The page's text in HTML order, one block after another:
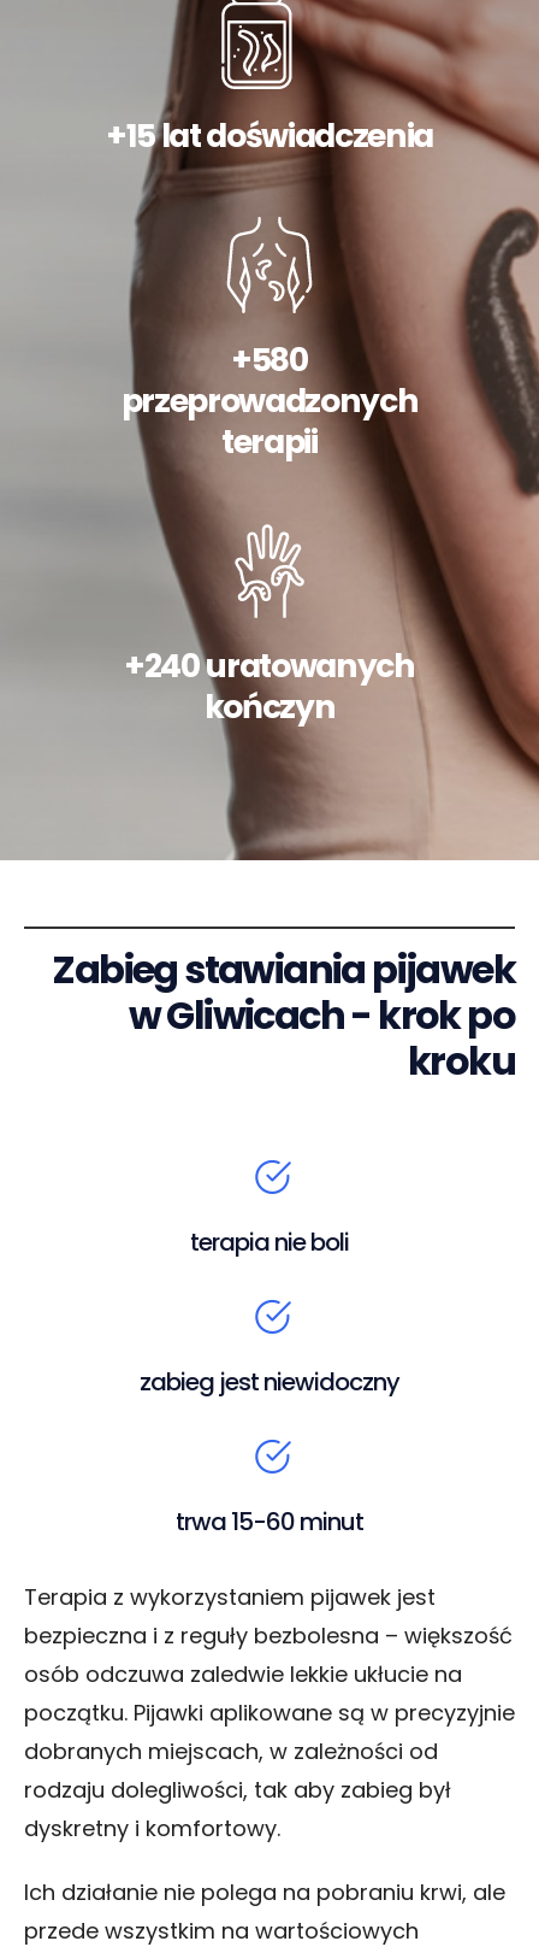
+15 lat doświadczenia
+580
przeprowadzonych
terapii
+240 uratowanych
kończyn
Zabieg stawiania pijawek
w Gliwicach - krok po
kroku
terapia nie boli
zabieg jest niewidoczny
trwa 15-60 minut
Terapia z wykorzystaniem pijawek jest
bezpieczna i z reguły bezbolesna – większość
osób odczuwa zaledwie lekkie ukłucie na
początku. Pijawki aplikowane są w precyzyjnie
dobranych miejscach, w zależności od
rodzaju dolegliwości, tak aby zabieg był
dyskretny i komfortowy.
Ich działanie nie polega na pobraniu krwi, ale
przede wszystkim na wartościowych